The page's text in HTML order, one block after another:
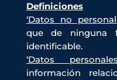
Definiciones
‘Datos no
que de ninguna
identificable.
‘Datos
información